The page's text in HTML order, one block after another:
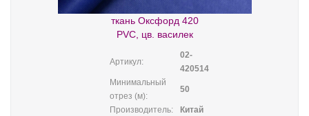
ткань Оксфорд 420
PVC, цв. василек
Артикул:
02-
420514
Минимальный
отрез (м):
50
Производитель: Китай